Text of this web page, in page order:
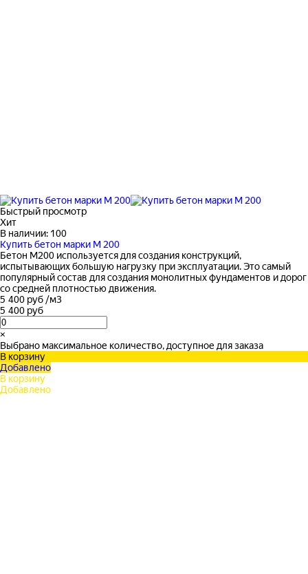
Быстрый просмотр
Хит
В наличии: 100
Купить бетон марки М 200
Бетон М200 используется для создания конструкций,
испытывающих большую нагрузку при эксплуатации. Это самый
популярный состав для создания монолитных фундаментов и дорог
со средней плотностью движения.
5 400 руб /м3
5 400 руб
×
Выбрано максимальное количество, доступное для заказа
В корзину
Добавлено
В корзину
Добавлено